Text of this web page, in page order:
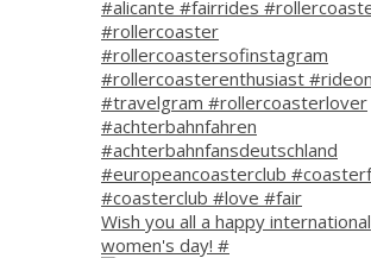
Wish you all a happy international
women's day! #